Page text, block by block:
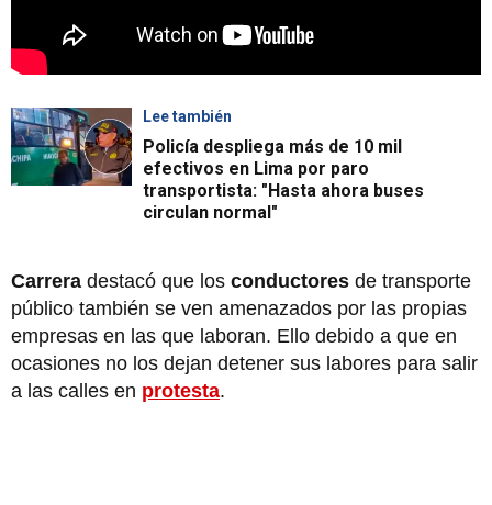
Lee también
Policía despliega más de 10 mil
efectivos en Lima por paro
transportista: "Hasta ahora buses
circulan normal"
Carrera destacó que los conductores de transporte
público también se ven amenazados por las propias
empresas en las que laboran. Ello debido a que en
ocasiones no los dejan detener sus labores para salir
a las calles en protesta.